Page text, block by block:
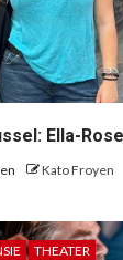
Ella-Rose
Kato Froyen
THEATER